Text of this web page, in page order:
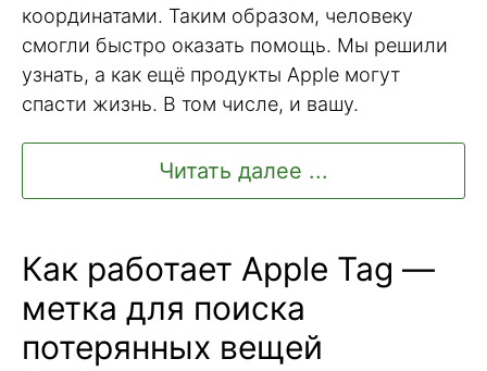
координатами. Таким образом, человеку
смогли быстро оказать помощь. Мы решили
узнать, а как ещё продукты Apple могут
спасти жизнь. В том числе, и вашу.
Читать далее ...
Как работает Apple Tag —
метка для поиска
потерянных вещей